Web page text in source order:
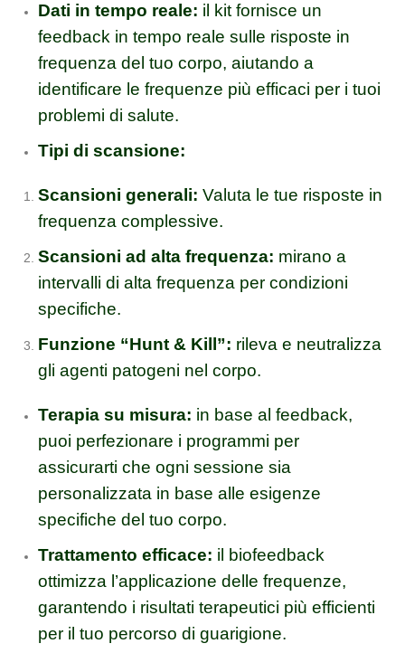
Dati in tempo reale: il kit fornisce un
feedback in tempo reale sulle risposte in
frequenza del tuo corpo, aiutando a
identificare le frequenze più efficaci per i tuoi
problemi di salute.
Tipi di scansione:
Scansioni generali: Valuta le tue risposte in
frequenza complessive.
Scansioni ad alta frequenza: mirano a
intervalli di alta frequenza per condizioni
specifiche.
Funzione “Hunt & Kill”: rileva e neutralizza
gli agenti patogeni nel corpo.
Terapia su misura: in base al feedback,
puoi perfezionare i programmi per
assicurarti che ogni sessione sia
personalizzata in base alle esigenze
specifiche del tuo corpo.
Trattamento efficace: il biofeedback
ottimizza l’applicazione delle frequenze,
garantendo i risultati terapeutici più efficienti
per il tuo percorso di guarigione.